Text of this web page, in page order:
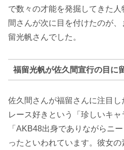
で数々の才能を発掘してきた
間さんが次に目を付けたのが
留光帆さんでした。
福留光帆が佐久間宣行の目に
佐久間さんが福留さんに注目し
レース好きという「珍しいキャ
「AKB48出身でありながらニ
ったといわれています。彼女